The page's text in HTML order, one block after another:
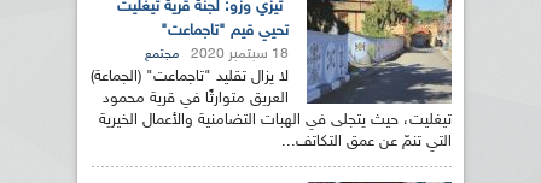
تيزي وزو: لجنة قرية تيغليت
تحيي قيم "تاجماعت"
18 سبتمبر 2020 مجتمع
لا يزال تقليد "تاجماعت" (الجماعة)
العريق متوارثًا في قرية محمود
تيغليت، حيث يتجلى في الهبات التضامنية والأعمال الخيرية
التي تنمّ عن عمق التكاتف...